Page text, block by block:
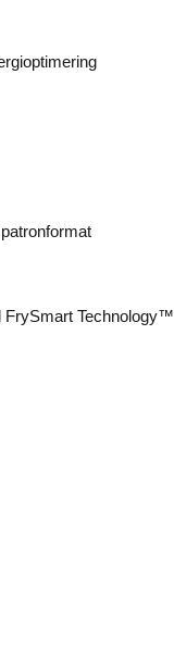
FrySmart Technology™